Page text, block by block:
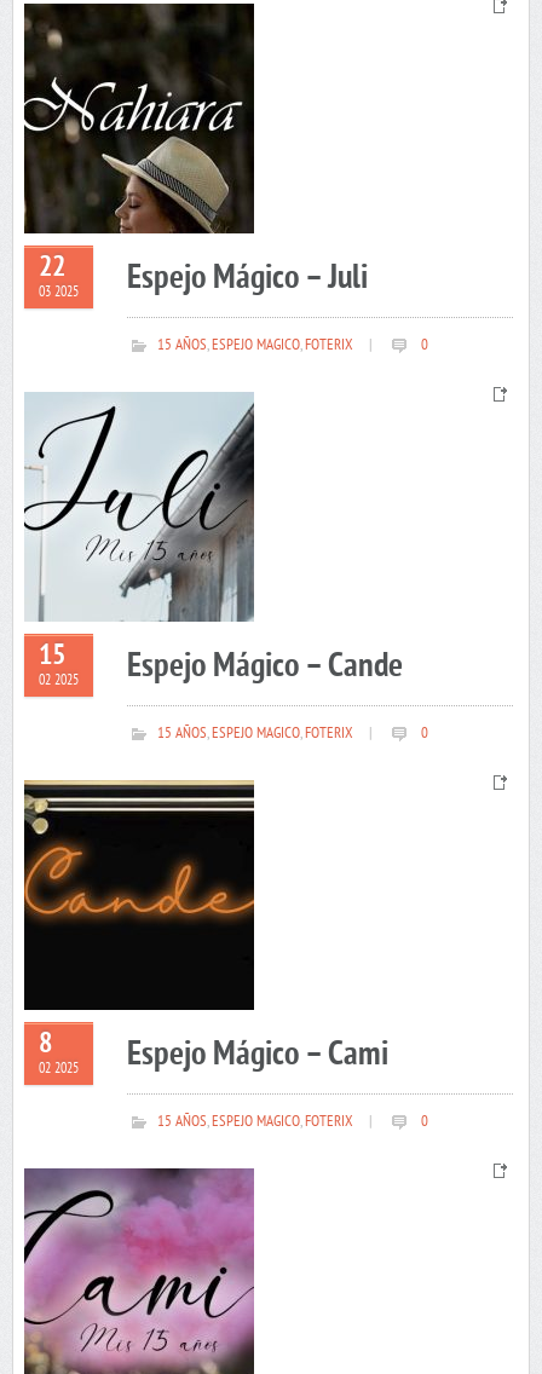
22
03 2025 Espejo Mágico – Juli
15 AÑOS,ESPEJO MAGICO,FOTERIX 0
15
02 2025 Espejo Mágico – Cande
15 AÑOS,ESPEJO MAGICO,FOTERIX 0
8
02 2025 Espejo Mágico – Cami
15 AÑOS,ESPEJO MAGICO,FOTERIX 0